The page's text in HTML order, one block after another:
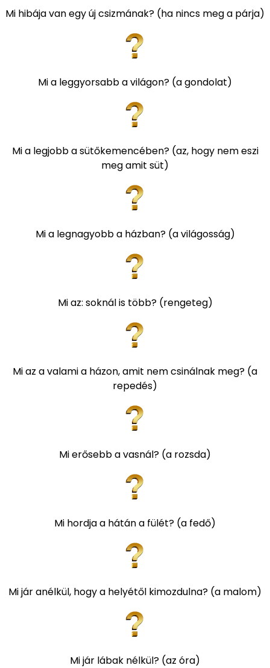
Mi hibája van egy új csizmának? (ha nincs meg a párja)
Mi a leggyorsabb a világon? (a gondolat)
Mi a legjobb a sütőkemencében? (az, hogy nem eszi
meg amit süt)
Mi a legnagyobb a házban? (a világosság)
Mi az: soknál is több? (rengeteg)
Mi az a valami a házon, amit nem csinálnak meg? (a
repedés)
Mi erősebb a vasnál? (a rozsda)
Mi hordja a hátán a fülét? (a fedő)
Mi jár anélkül, hogy a helyétől kimozdulna? (a malom)
Mi jár lábak nélkül? (az óra)